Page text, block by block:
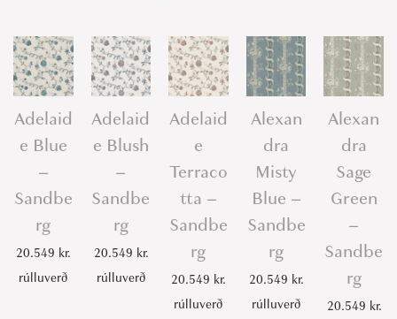
l
u
S
n
b
e
Adelaid
e Blue
–
Sandbe
rg
20.549 kr.
rúlluverð
Adelaid
e Blush
–
Sandbe
rg
20.549 kr.
rúlluverð
Adelaid
e
Terraco
tta –
Sandbe
rg
20.549 kr.
rúlluverð
Alexan
dra
Misty
Blue –
Sandbe
rg
20.549 kr.
rúlluverð
Alexan
dra
Sage
Green
–
Sandbe
rg
20.549 kr.